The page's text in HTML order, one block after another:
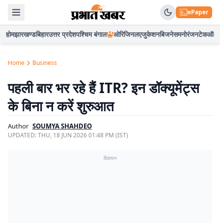
ePaper
होमझारखण्डबिहारउत्तर प्रदेशपश्चिम बंगाल ओरिजिनलएजुकेशनबिजनेसमनोरंजनटेकऑटो
Home Business
पहली बार भर रहे हैं ITR? इन डॉक्यूमेंट्स
के बिना न करें शुरुआत
Author SOUMYA SHAHDEO
UPDATED:THU, 18 JUN 2026 01:48 PM (IST)
विज्ञापन